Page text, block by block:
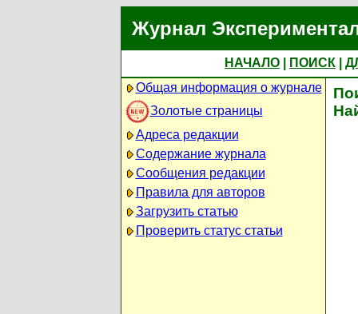
Журнал
НАЧАЛО ПОИСК
Общая информация о журнале
Золотые страницы
Адреса редакции
Содержание журнала
Сообщения редакции
Правила для авторов
Загрузить статью
Проверить статус статьи